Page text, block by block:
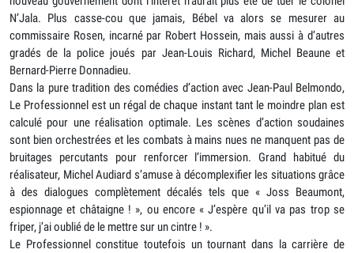
N’Jala. Plus casse-cou que jamais, Bébel va alors se mesurer au
commissaire Rosen, incarné par Robert Hossein, mais aussi à d’autres
gradés de la police joués par Jean-Louis Richard, Michel Beaune et
Bernard-Pierre Donnadieu.
Dans la pure tradition des comédies d’action avec Jean-Paul Belmondo,
Le Professionnel est un régal de chaque instant tant le moindre plan est
calculé pour une réalisation optimale. Les scènes d’action soudaines
sont bien orchestrées et les combats à mains nues ne manquent pas de
bruitages percutants pour renforcer l’immersion. Grand habitué du
réalisateur, Michel Audiard s’amuse à décomplexifier les situations grâce
à des dialogues complètement décalés tels que « Joss Beaumont,
espionnage et châtaigne ! », ou encore « J’espère qu’il va pas trop se
friper, j’ai oublié de le mettre sur un cintre ! ».
Le Professionnel constitue toutefois un tournant dans la carrière de